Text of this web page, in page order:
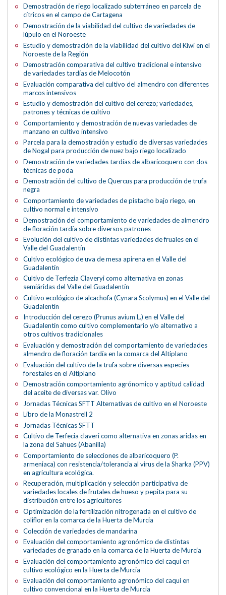
Demostración de riego localizado subterráneo en parcela de
cítricos en el campo de Cartagena
Demostración de la viabilidad del cultivo de variedades de
lúpulo en el Noroeste
Estudio y demostración de la viabilidad del cultivo del Kiwi en el
Noroeste de la Región
Demostración comparativa del cultivo tradicional e intensivo
de variedades tardías de Melocotón
Evaluación comparativa del cultivo del almendro con diferentes
marcos intensivos
Estudio y demostración del cultivo del cerezo; variedades,
patrones y técnicas de cultivo
Comportamiento y demostración de nuevas variedades de
manzano en cultivo intensivo
Parcela para la demostración y estudio de diversas variedades
de Nogal para producción de nuez bajo riego localizado
Demostración de variedades tardías de albaricoquero con dos
técnicas de poda
Demostración del cultivo de Quercus para producción de trufa
negra
Comportamiento de variedades de pistacho bajo riego, en
cultivo normal e intensivo
Demostración del comportamiento de variedades de almendro
de floración tardía sobre diversos patrones
Evolución del cultivo de distintas variedades de fruales en el
Valle del Guadalentín
Cultivo ecológico de uva de mesa apirena en el Valle del
Guadalentín
Cultivo de Terfezia Claveryi como alternativa en zonas
semiáridas del Valle del Guadalentín
Cultivo ecológico de alcachofa (Cynara Scolymus) en el Valle del
Guadalentín
Introducción del cerezo (Prunus avium L.) en el Valle del
Guadalentín como cultivo complementario y/o alternativo a
otros cultivos tradicionales
Evaluación y demostración del comportamiento de variedades
almendro de floración tardía en la comarca del Altiplano
Evaluación del cultivo de la trufa sobre diversas especies
forestales en el Altiplano
Demostración comportamiento agrónomico y aptitud calidad
del aceite de diversas var. Olivo
Jornadas Técnicas SFTT Alternativas de cultivo en el Noroeste
Libro de la Monastrell 2
Jornadas Técnicas SFTT
Cultivo de Terfecia claveri como alternativa en zonas aridas en
la zona del Sahues (Abanilla)
Comportamiento de selecciones de albaricoquero (P.
armeniaca) con resistencia/tolerancia al virus de la Sharka (PPV)
en agricultura ecológica.
Recuperación, multiplicación y selección participativa de
variedades locales de frutales de hueso y pepita para su
distribución entre los agricultores
Optimización de la fertilización nitrogenada en el cultivo de
coliflor en la comarca de la Huerta de Murcia
Colección de variedades de mandarina
Evaluación del comportamiento agronómico de distintas
variedades de granado en la comarca de la Huerta de Murcia
Evaluación del comportamiento agronómico del caqui en
cultivo ecológico en la Huerta de Murcia
Evaluación del comportamiento agronómico del caqui en
cultivo convencional en la Huerta de Murcia